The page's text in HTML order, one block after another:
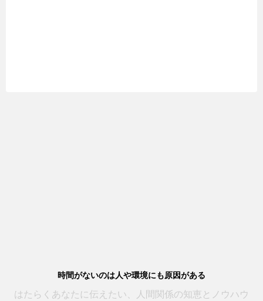
時間がないのは人や環境にも原因がある
はたらくあなたに伝えたい、人間関係の知恵とノウハウ